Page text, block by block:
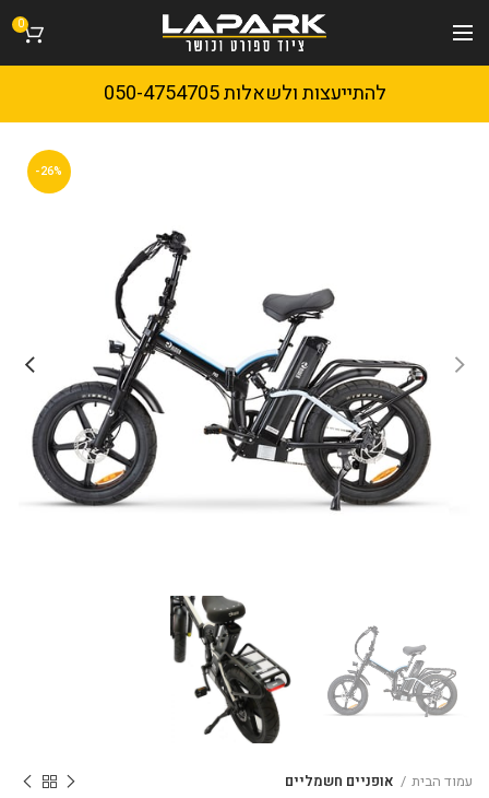
0
להתייעצות ולשאלות 050-4754705
-26%
עמוד הבית אופניים חשמליים